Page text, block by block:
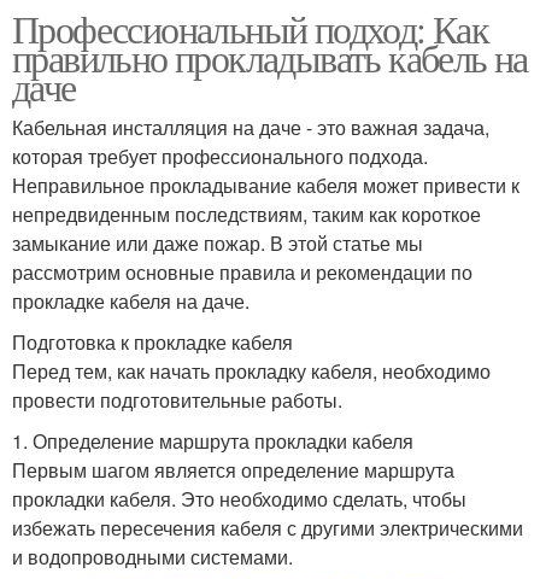
Профессиональный подход: Как
правильно прокладывать кабель на
даче
Кабельная инсталляция на даче - это важная задача,
которая требует профессионального подхода.
Неправильное прокладывание кабеля может привести к
непредвиденным последствиям, таким как короткое
замыкание или даже пожар. В этой статье мы
рассмотрим основные правила и рекомендации по
прокладке кабеля на даче.
Подготовка к прокладке кабеля
Перед тем, как начать прокладку кабеля, необходимо
провести подготовительные работы.
1. Определение маршрута прокладки кабеля
Первым шагом является определение маршрута
прокладки кабеля. Это необходимо сделать, чтобы
избежать пересечения кабеля с другими электрическими
и водопроводными системами.